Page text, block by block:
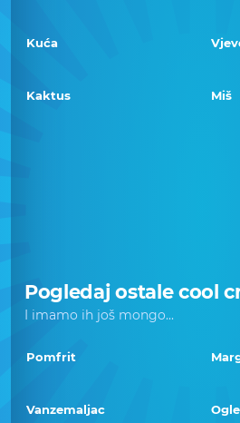
Kuća
Kaktus Miš
Pogledaj ostale cool
I imamo ih još mongo...
Pomfrit
Vanzemaljac